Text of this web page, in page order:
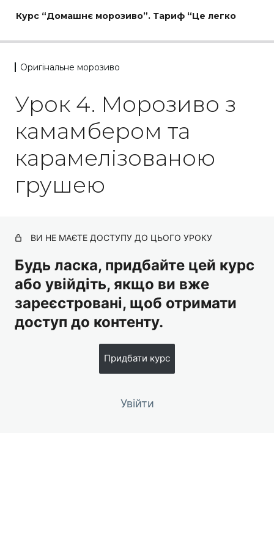
Курс “Домашнє морозиво”. Тариф “Це легко
3 уроки
Класичне морозиво
4 уроки
Оригінальне морозиво
Урок 4. Морозиво з камамбером та
карамелізованою грушею
Урок 6. Ягідне морозиво-мус
Урок 7. Низькокалорійне йогуртове морозиво
Книга рецептів оригінального домашнього морозива
Оригінальне морозиво
Урок 4. Морозиво з
камамбером та
карамелізованою
грушею
ВИ НЕ МАЄТЕ ДОСТУПУ ДО ЦЬОГО УРОКУ
Будь ласка, придбайте цей курс
або увійдіть, якщо ви вже
зареєстровані, щоб отримати
доступ до контенту.
Придбати курс
Увійти